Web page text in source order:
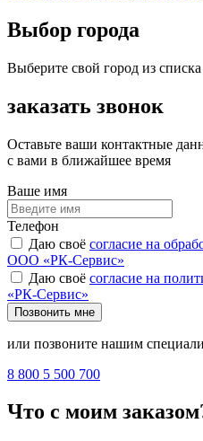
Выбор города
Выберите свой город из списка
заказать звонок
Оставьте ваши контактные
с вами в ближайшее время
Ваше имя
Телефон
Даю своё согласие на
ООО «РК-Сервис»
Даю своё согласие на
«РК-Сервис»
Позвонить мне
или позвоните нашим
8 800 5 500 700
Что с моим